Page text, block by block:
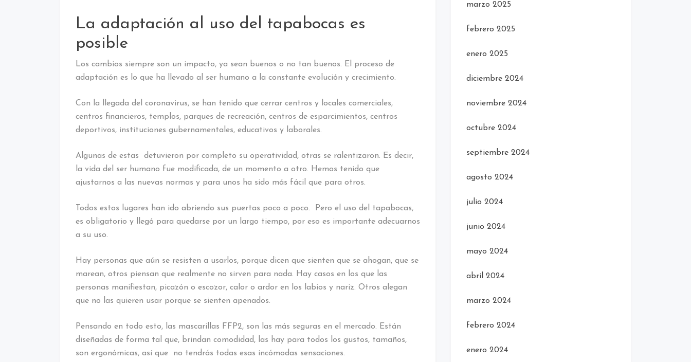
La adaptación al uso del tapabocas es
posible
Los cambios siempre son un impacto, ya sean buenos o no tan buenos. El proceso de
adaptación es lo que ha llevado al ser humano a la constante evolución y crecimiento.
Con la llegada del coronavirus, se han tenido que cerrar centros y locales comerciales,
centros financieros, templos, parques de recreación, centros de esparcimientos, centros
deportivos, instituciones gubernamentales, educativos y laborales.
Algunas de estas detuvieron por completo su operatividad, otras se ralentizaron. Es decir,
la vida del ser humano fue modificada, de un momento a otro. Hemos tenido que
ajustarnos a las nuevas normas y para unos ha sido más fácil que para otros.
Todos estos lugares han ido abriendo sus puertas poco a poco. Pero el uso del tapabocas,
es obligatorio y llegó para quedarse por un largo tiempo, por eso es importante adecuarnos
a su uso.
Hay personas que aún se resisten a usarlos, porque dicen que sienten que se ahogan, que se
marean, otros piensan que realmente no sirven para nada. Hay casos en los que las
personas manifiestan, picazón o escozor, calor o ardor en los labios y nariz. Otros alegan
que no las quieren usar porque se sienten apenados.
Pensando en todo esto, las mascarillas FFP2, son las más seguras en el mercado. Están
diseñadas de forma tal que, brindan comodidad, las hay para todos los gustos, tamaños,
son ergonómicas, así que no tendrás todas esas incómodas sensaciones.
marzo 2025
febrero 2025
enero 2025
diciembre 2024
noviembre 2024
octubre 2024
septiembre 2024
agosto 2024
julio 2024
junio 2024
mayo 2024
abril 2024
marzo 2024
febrero 2024
enero 2024